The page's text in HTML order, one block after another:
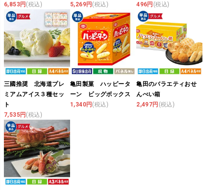
6,853円(税込)
5,269円(税込)
496円 (税込)
三國推奨 北海道プレ
ミアムアイス３種セッ
ト
7,535円 (税込)
亀田製菓 ハッピータ
ーン ビッグボックス
1,340円 (税込)
亀田のバラエティおせ
んべい箱
2,497円 (税込)